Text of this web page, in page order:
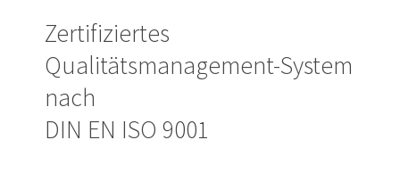
Zertifiziertes
Qualitätsmanagement-System
nach
DIN EN ISO 9001